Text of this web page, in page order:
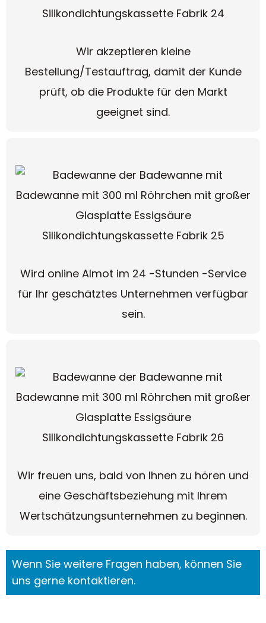
Wir akzeptieren kleine
Bestellung/Testauftrag, damit der Kunde
prüft, ob die Produkte für den Markt
geeignet sind.
Wird online Almot im 24 -Stunden -Service
für Ihr geschätztes Unternehmen verfügbar
sein.
Wir freuen uns, bald von Ihnen zu hören und
eine Geschäftsbeziehung mit Ihrem
Wertschätzungsunternehmen zu beginnen.
Wenn Sie weitere Fragen haben, können Sie
uns gerne kontaktieren.